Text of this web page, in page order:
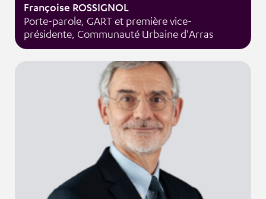
Françoise ROSSIGNOL
Porte-parole, GART et première vice-
présidente, Communauté Urbaine d'Arras